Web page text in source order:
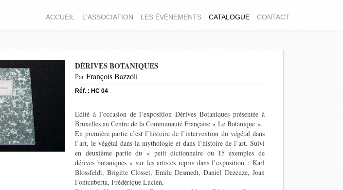
ACCUEIL L'ASSOCIATION LES ÉVÈNEMENTS CATALOGUE CONTACT
DÉRIVES BOTANIQUES
Par François Bazzoli
Réf. : HC 04
Edité à l’occasion de l’expositionDérives Botaniques présentée à
Bruxelles au Centre de la Communauté Française « Le Botanique ».
En première partie c’est l’histoire de l’intervention du végétal dans
l’art, le végétal dans la mythologie et dans l’histoire de l’art. Suivi
en deuxième partie du « petit dictionnaire ou 15 exemples de
dérives botaniques» sur les artistes repris dans l’exposition : Karl
Blossfeldt, Brigitte Closset, Emile Desmedt, Daniel Dezeuze, Joan
Fontcuberta, Frédérique Lucien,